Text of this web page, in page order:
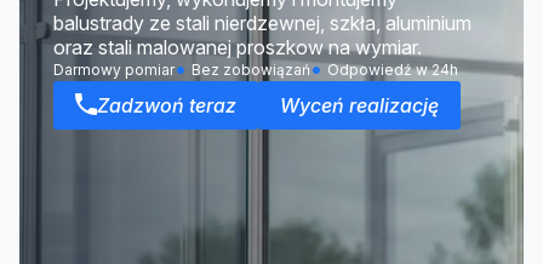
balustrady ze stali nierdzewnej, szkła, aluminium
oraz stali malowanej proszkow na wymiar.
Darmowy pomiar Bez zobowiązań Odpowiedź w 24h
Zadzwoń teraz Wyceń realizację